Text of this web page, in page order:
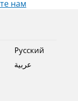
нам
Pусский
عربية